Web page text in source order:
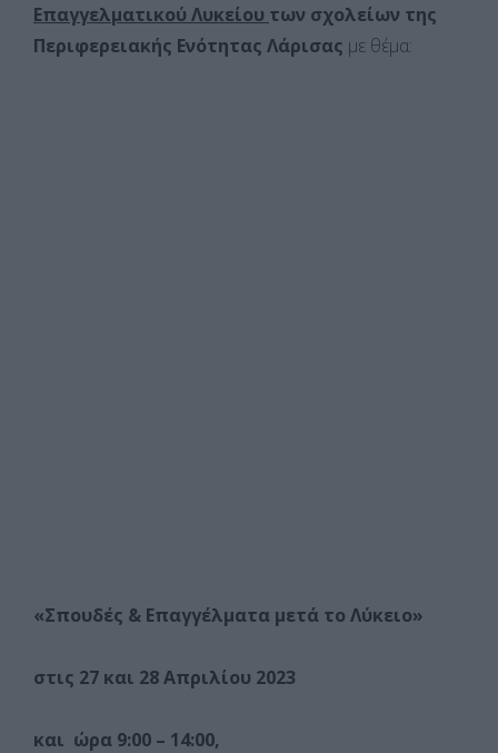
Επαγγελματικού Λυκείου των σχολείων της
Περιφερειακής Ενότητας Λάρισας με θέμα:
«Σπουδές & Επαγγέλματα μετά το Λύκειο»
στις 27 και 28 Απριλίου 2023
και ώρα 9:00 – 14:00,